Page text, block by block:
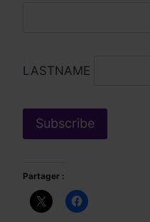
LASTNAME
Partager :